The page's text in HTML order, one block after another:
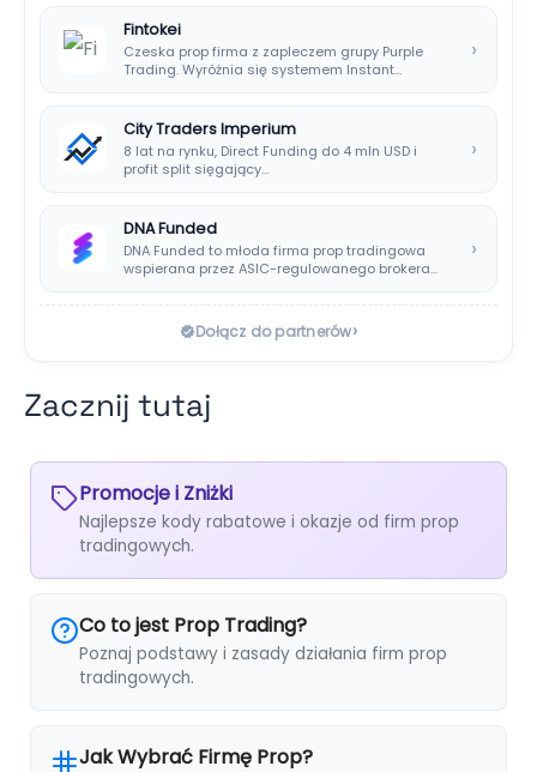
Fintokei
Czeska prop firma z zapleczem grupy Purple
Trading. Wyróżnia się systemem Instant
›
City Traders Imperium
8 lat na rynku, Direct Funding do 4 mln USD i
profit split sięgający…
›
DNA Funded
DNA Funded to młoda firma prop tradingowa
wspierana przez ASIC-regulowanego brokera
›
Dołącz do partnerów›
Zacznij tutaj
Promocje i Zniżki
Najlepsze kody rabatowe i okazje od firm prop
tradingowych.
Co to jest Prop Trading?
Poznaj podstawy i zasady działania firm prop
tradingowych.
Jak Wybrać Firmę Prop?